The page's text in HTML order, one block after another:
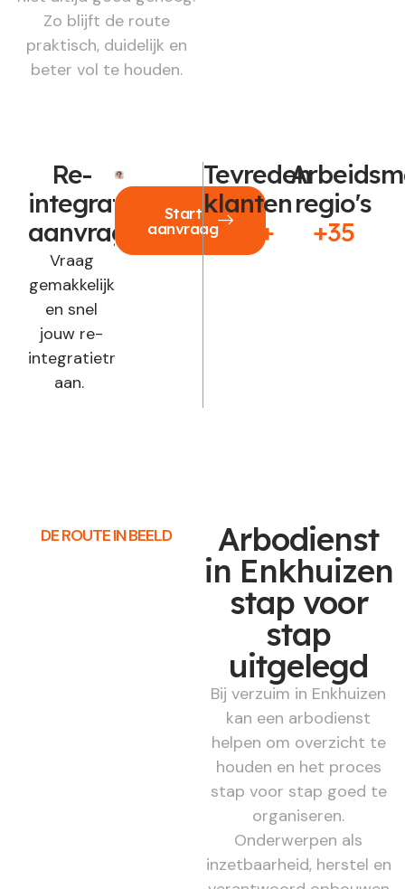
Zo blijft de route
praktisch, duidelijk en
beter vol te houden.
Re-
integratie
aanvragen?
Vraag
gemakkelijk
en snel
jouw re-
integratietraject
aan.
Start
aanvraag
Tevreden
klanten
250+
regio's
+35
DE ROUTE IN BEELD Arbodienst
in Enkhuizen
stap voor
stap
uitgelegd
Bij verzuim in Enkhuizen
kan een arbodienst
helpen om overzicht te
houden en het proces
stap voor stap goed te
organiseren.
Onderwerpen als
inzetbaarheid, herstel en